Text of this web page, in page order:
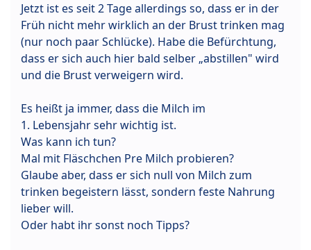
Jetzt ist es seit 2 Tage allerdings so, dass er in der
Früh nicht mehr wirklich an der Brust trinken mag
(nur noch paar Schlücke). Habe die Befürchtung,
dass er sich auch hier bald selber „abstillen" wird
und die Brust verweigern wird.
Es heißt ja immer, dass die Milch im
1. Lebensjahr sehr wichtig ist.
Was kann ich tun?
Mal mit Fläschchen Pre Milch probieren?
Glaube aber, dass er sich null von Milch zum
trinken begeistern lässt, sondern feste Nahrung
lieber will.
Oder habt ihr sonst noch Tipps?